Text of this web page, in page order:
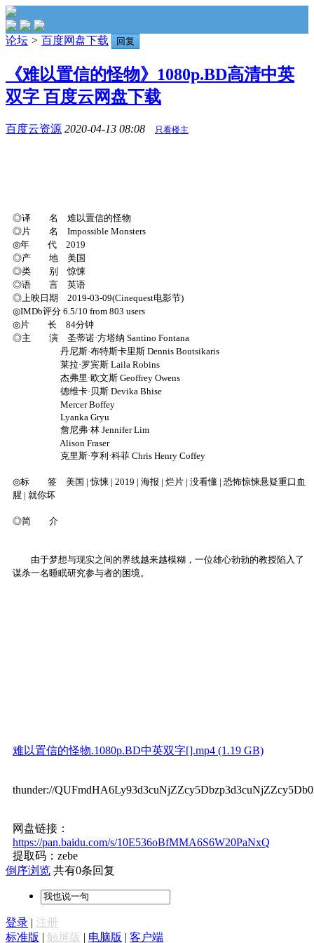
论坛 > 百度网盘下载 回复
《难以置信的怪物》1080p.BD高清中英
双字 百度云网盘下载
百度云资源 2020-04-13 08:08 只看楼主
◎译 名 难以置信的怪物
◎片 名 Impossible Monsters
◎年 代 2019
◎产 地 美国
◎类 别 惊悚
◎语 言 英语
◎上映日期 2019-03-09(Cinequest电影节)
◎IMDb评分 6.5/10 from 803 users
◎片 长 84分钟
◎主 演 圣蒂诺·方塔纳 Santino Fontana
丹尼斯·布特斯卡里斯 Dennis Boutsikaris
莱拉·罗宾斯 Laila Robins
杰弗里·欧文斯 Geoffrey Owens
德维卡·贝斯 Devika Bhise
Mercer Boffey
Lyanka Gryu
詹尼弗·林 Jennifer Lim
Alison Fraser
克里斯·亨利·科菲 Chris Henry Coffey
◎标 签 美国 | 惊悚 | 2019 | 海报 | 烂片 | 没看懂 | 恐怖惊悚悬疑重口血
腥 | 就你坏
◎简 介
由于梦想与现实之间的界线越来越模糊，一位雄心勃勃的教授陷入了
谋杀一名睡眠研究参与者的困境。
难以置信的怪物.1080p.BD中英双字[].mp4 (1.19 GB)
thunder://
网盘链接：
https://pan.baidu.com/s/10E536oBfMMA6S6W20PaNxQ
提取码：zebe
倒序浏览 共有0条回复
登录 | 注册
标准版 | 触屏版 | 电脑版 | 客户端